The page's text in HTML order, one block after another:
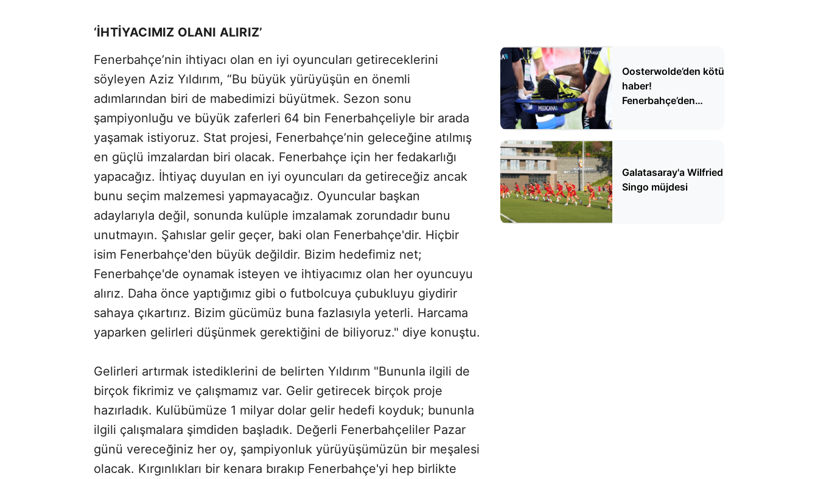
‘İHTİYACIMIZ OLANI ALIRIZ’
Fenerbahçe’nin ihtiyacı olan en iyi oyuncuları getireceklerini
söyleyen Aziz Yıldırım, “Bu büyük yürüyüşün en önemli
adımlarından biri de mabedimizi büyütmek. Sezon sonu
şampiyonluğu ve büyük zaferleri 64 bin Fenerbahçeliyle bir arada
yaşamak istiyoruz. Stat projesi, Fenerbahçe’nin geleceğine atılmış
en güçlü imzalardan biri olacak. Fenerbahçe için her fedakarlığı
yapacağız. İhtiyaç duyulan en iyi oyuncuları da getireceğiz ancak
bunu seçim malzemesi yapmayacağız. Oyuncular başkan
adaylarıyla değil, sonunda kulüple imzalamak zorundadır bunu
unutmayın. Şahıslar gelir geçer, baki olan Fenerbahçe'dir. Hiçbir
isim Fenerbahçe'den büyük değildir. Bizim hedefimiz net;
Fenerbahçe'de oynamak isteyen ve ihtiyacımız olan her oyuncuyu
alırız. Daha önce yaptığımız gibi o futbolcuya çubukluyu giydirir
sahaya çıkartırız. Bizim gücümüz buna fazlasıyla yeterli. Harcama
yaparken gelirleri düşünmek gerektiğini de biliyoruz." diye konuştu.
Gelirleri artırmak istediklerini de belirten Yıldırım "Bununla ilgili de
birçok fikrimiz ve çalışmamız var. Gelir getirecek birçok proje
hazırladık. Kulübümüze 1 milyar dolar gelir hedefi koyduk; bununla
ilgili çalışmalara şimdiden başladık. Değerli Fenerbahçeliler Pazar
günü vereceğiniz her oy, şampiyonluk yürüyüşümüzün bir meşalesi
olacak. Kırgınlıkları bir kenara bırakıp Fenerbahçe'yi hep birlikte
Oosterwolde’den kötü
haber!
Fenerbahçe’den
Galatasaray'a Wilfried
Singo müjdesi